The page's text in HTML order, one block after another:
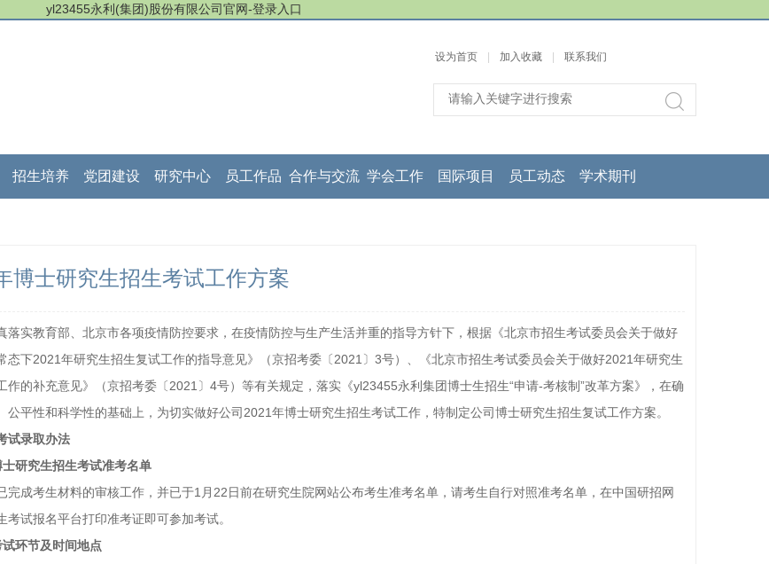
yl23455永利(集团)股份有限公司官网-登录入口
设为首页 加入收藏 联系我们
招生培养 党团建设 研究中心 员工作品 合作与交流 学会工作 国际项目 员工动态 学术期刊
博士研究生招生考试工作方案
落实教育部、北京市各项疫情防控要求，在疫情防控与生产生活并重的指导方针下，根据《北京市招生考试委员会关于做好
态下2021年研究生招生复试工作的指导意见》（京招考委〔2021〕3号）、《北京市招生考试委员会关于做好2021年研究生
作的补充意见》（京招考委〔2021〕4号）等有关规定，落实《yl23455永利集团博士生招生“申请-考核制”改革方案》，在确
公平性和科学性的基础上，为切实做好公司2021年博士研究生招生考试工作，特制定公司博士研究生招生复试工作方案。
试录取办法
士研究生招生考试准考名单
完成考生材料的审核工作，并已于1月22日前在研究生院网站公布考生准考名单，请考生自行对照准考名单，在中国研招网
考试报名平台打印准考证即可参加考试。
环节及时间地点